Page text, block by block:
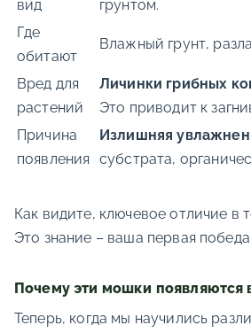
вид
грунтом.
Где
обитают
Влажный грунт,
Вред для
растений
Личинки грибных
Это приводит к
Причина
появления
Излишняя
субстрата,
Как видите, ключевое отличие в
Это знание – ваша первая победа.
Почему эти мошки появляются
Теперь, когда мы научились